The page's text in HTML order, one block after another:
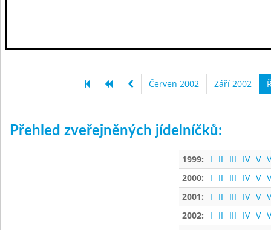
Červen 2002 Září 2002
Přehled zveřejněných jídelníčků:
1999: I II III IV V
2000:
I II III IV V
2001:
I II III IV V
2002:
I II III IV V